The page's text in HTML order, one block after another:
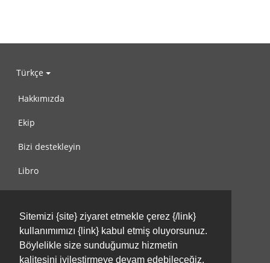
Sitemizi {site} ziyaret etmekle çerez {/link}
kullanımımızı {link} kabul etmiş oluyorsunuz.
Böylelikle size sunduğumuz hizmetin
kalitesini iyileştirmeye devam edebileceğiz.
Türkçe
Hakkımızda
Ekip
Bizi destekleyin
Libro
Kullanım Koşulları
Bize ulaşın